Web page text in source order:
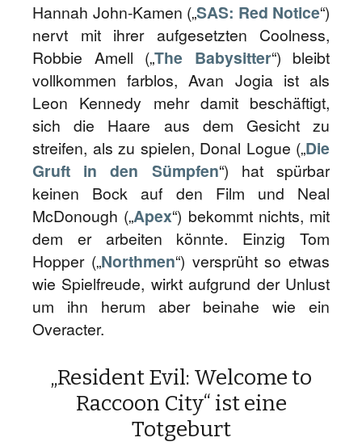
Hannah John-Kamen („SAS: Red Notice“)
nervt mit ihrer aufgesetzten Coolness,
Robbie Amell („The Babysitter“) bleibt
vollkommen farblos, Avan Jogia ist als
Leon Kennedy mehr damit beschäftigt,
sich die Haare aus dem Gesicht zu
streifen, als zu spielen, Donal Logue („Die
Gruft in den Sümpfen“) hat spürbar
keinen Bock auf den Film und Neal
McDonough („Apex“) bekommt nichts, mit
dem er arbeiten könnte. Einzig Tom
Hopper („Northmen“) versprüht so etwas
wie Spielfreude, wirkt aufgrund der Unlust
um ihn herum aber beinahe wie ein
Overacter.
„Resident Evil: Welcome to
Raccoon City“ ist eine
Totgeburt